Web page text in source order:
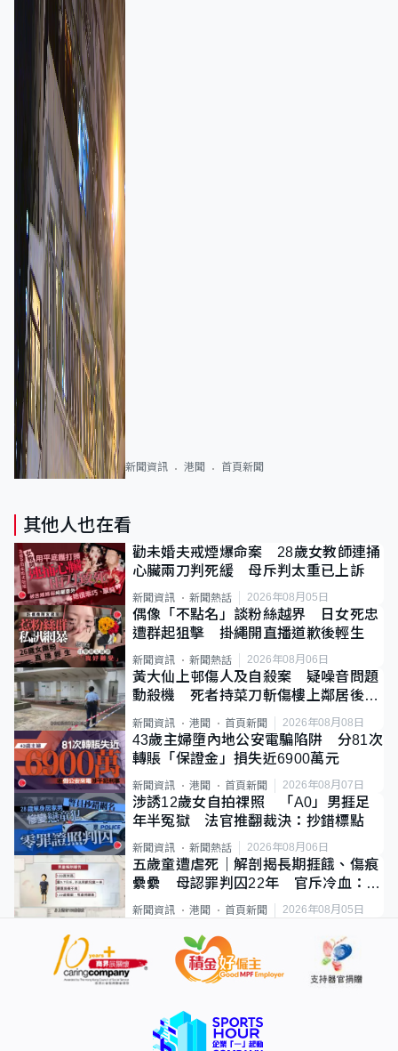
新聞資訊 港聞 首頁新聞
其他人也在看
勸未婚夫戒煙爆命案 28歲女教師連捅
心臟兩刀判死緩 母斥判太重已上訴
新聞資訊 新聞熱話 2026年08月05日
偶像「不點名」談粉絲越界 日女死忠
遭群起狙擊 掛繩開直播道歉後輕生
新聞資訊 新聞熱話 2026年08月06日
黃大仙上邨傷人及自殺案 疑噪音問題
動殺機 死者持菜刀斬傷樓上鄰居後墮
新聞資訊 港聞 首頁新聞 2026年08月08日
43歲主婦墮內地公安電騙陷阱 分81次
轉賬「保證金」損失近6900萬元
新聞資訊 港聞 首頁新聞 2026年08月07日
涉誘12歲女自拍祼照 「A0」男捱足
年半冤獄 法官推翻裁決：抄錯標點
新聞資訊 新聞熱話 2026年08月06日
五歲童遭虐死｜解剖揭長期捱餓、傷痕
纍纍 母認罪判囚22年 官斥冷血：同
類案最惡劣
新聞資訊 港聞 首頁新聞 2026年08月05日